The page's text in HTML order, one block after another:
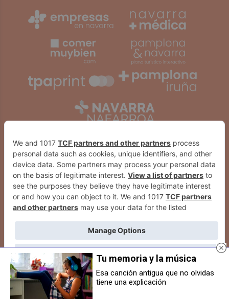
2026© Grupo Comunikaze
Desarrollado por:OA Cloud
Los 5 mejores ramos de flores
Tu memoria y la música
Esa canción antigua que no olvidas
tiene una explicación